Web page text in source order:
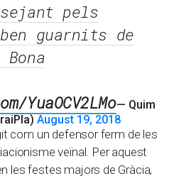
pels
guarnits de
Bona
— Quim
August 19, 2018
com un defensor ferm de les
veïnal. Per aquest
les festes majors de Gràcia,